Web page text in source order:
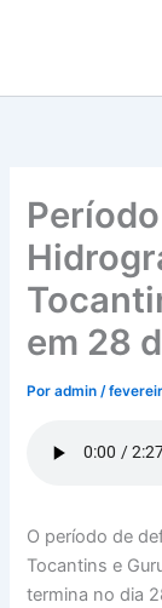
conteúdo
em 28
Poradmin/
O período de
Tocantins e
termina no dia